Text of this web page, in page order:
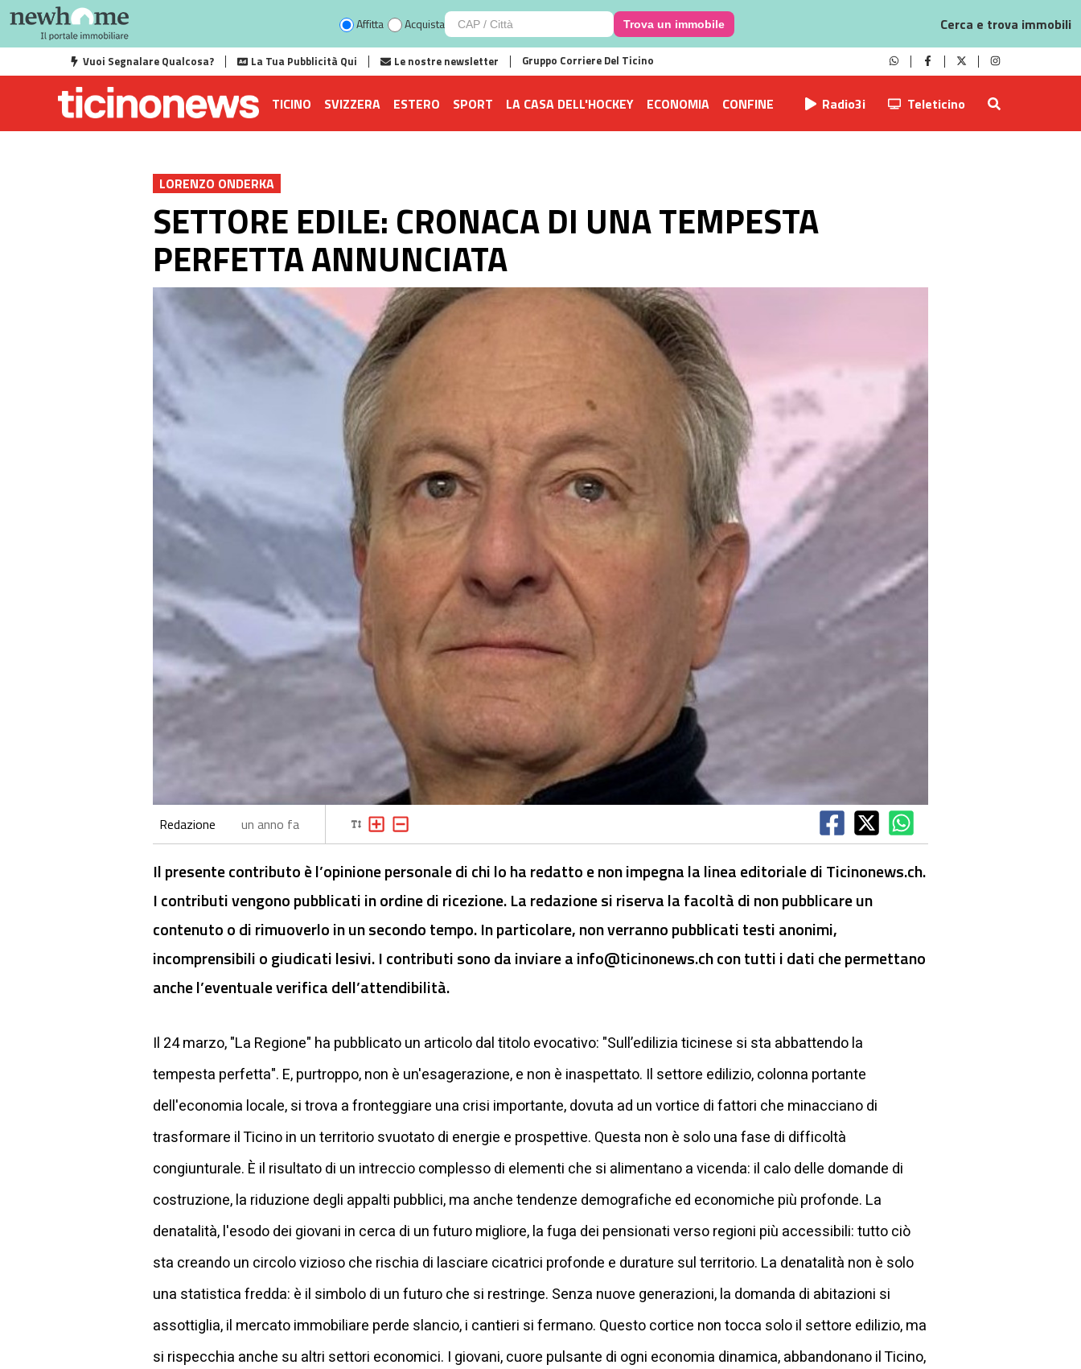
Affitta Acquista Trova un immobile Cerca e trova immobili
Vuoi Segnalare Qualcosa? La Tua Pubblicità Qui Le nostre newsletter Gruppo Corriere Del Ticino
TICINO SVIZZERA ESTERO SPORT LA CASA DELL'HOCKEY ECONOMIA CONFINE Radio3i Teleticino
LORENZO ONDERKA
SETTORE EDILE: CRONACA DI UNA TEMPESTA
PERFETTA ANNUNCIATA
Redazione un anno fa
Il presente contributo è l’opinione personale di chi lo ha redatto e non impegna la linea editoriale di Ticinonews.ch.
I contributi vengono pubblicati in ordine di ricezione. La redazione si riserva la facoltà di non pubblicare un
contenuto o di rimuoverlo in un secondo tempo. In particolare, non verranno pubblicati testi anonimi,
incomprensibili o giudicati lesivi. I contributi sono da inviare ainfo@ticinonews.chcon tutti i dati che permettano
anche l’eventuale verifica dell’attendibilità.
Il 24 marzo, "La Regione" ha pubblicato un articolo dal titolo evocativo: "Sull’edilizia ticinese si sta abbattendo la
tempesta perfetta". E, purtroppo, non è un'esagerazione, e non è inaspettato. Il settore edilizio, colonna portante
dell'economia locale, si trova a fronteggiare una crisi importante, dovuta ad un vortice di fattori che minacciano di
trasformare il Ticino in un territorio svuotato di energie e prospettive. Questa non è solo una fase di difficoltà
congiunturale. È il risultato di un intreccio complesso di elementi che si alimentano a vicenda: il calo delle domande di
costruzione, la riduzione degli appalti pubblici, ma anche tendenze demografiche ed economiche più profonde. La
denatalità, l'esodo dei giovani in cerca di un futuro migliore, la fuga dei pensionati verso regioni più accessibili: tutto ciò
sta creando un circolo vizioso che rischia di lasciare cicatrici profonde e durature sul territorio. La denatalità non è solo
una statistica fredda: è il simbolo di un futuro che si restringe. Senza nuove generazioni, la domanda di abitazioni si
assottiglia, il mercato immobiliare perde slancio, i cantieri si fermano. Questo cortice non tocca solo il settore edilizio, ma
si rispecchia anche su altri settori economici. I giovani, cuore pulsante di ogni economia dinamica, abbandonano il Ticino,